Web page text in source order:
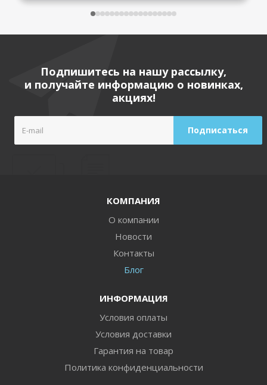
Подпишитесь на нашу рассылку,
и получайте информацию о новинках,
акциях!
КОМПАНИЯ
О компании
Новости
Контакты
Блог
ИНФОРМАЦИЯ
Условия оплаты
Условия доставки
Гарантия на товар
Политика конфиденциальности